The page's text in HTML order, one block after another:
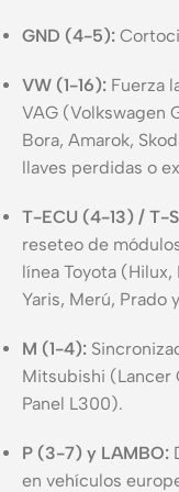
GND (4-5):
VW (1-16): Fuerza
VAG (Volkswagen
Bora, Amarok,
llaves perdidas o
T-ECU (4-13) / T-
reseteo de
línea Toyota (Hilux,
Yaris, Merú, Prado
M (1-4):
Mitsubishi (Lancer
Panel L300).
P (3-7) y LAMBO:
en vehículos